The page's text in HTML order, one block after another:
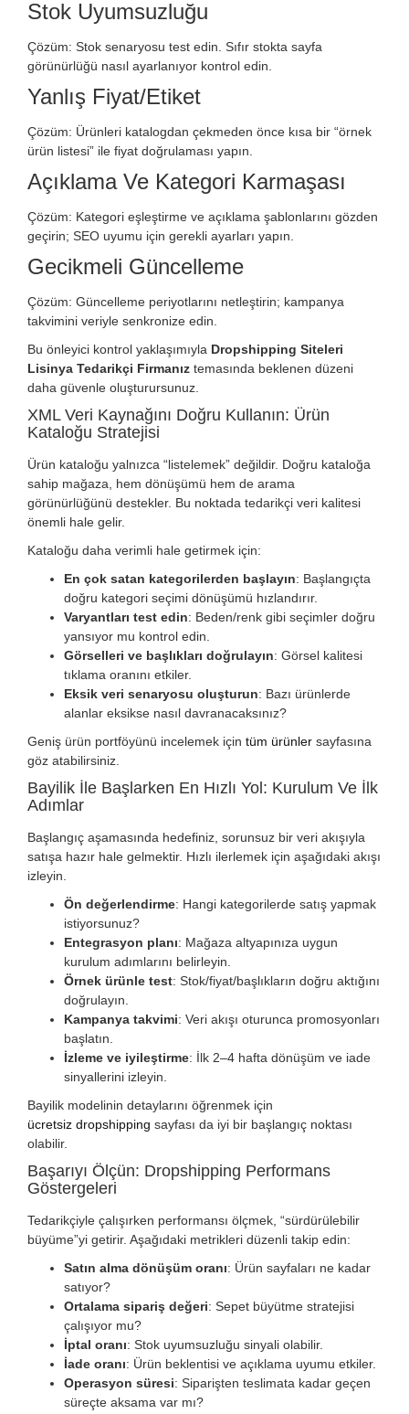
Stok Uyumsuzluğu
Çözüm: Stok senaryosu test edin. Sıfır stokta sayfa
görünürlüğü nasıl ayarlanıyor kontrol edin.
Yanlış Fiyat/etiket
Çözüm: Ürünleri katalogdan çekmeden önce kısa bir “örnek
ürün listesi” ile fiyat doğrulaması yapın.
Açıklama Ve Kategori Karmaşası
Çözüm: Kategori eşleştirme ve açıklama şablonlarını gözden
geçirin; SEO uyumu için gerekli ayarları yapın.
Gecikmeli Güncelleme
Çözüm: Güncelleme periyotlarını netleştirin; kampanya
takvimini veriyle senkronize edin.
Bu önleyici kontrol yaklaşımıyla Dropshipping Siteleri
Lisinya Tedarikçi Firmanız temasında beklenen düzeni
daha güvenle oluşturursunuz.
XML Veri Kaynağını Doğru Kullanın: Ürün
Kataloğu Stratejisi
Ürün kataloğu yalnızca “listelemek” değildir. Doğru kataloğa
sahip mağaza, hem dönüşümü hem de arama
görünürlüğünü destekler. Bu noktada tedarikçi veri kalitesi
önemli hale gelir.
Kataloğu daha verimli hale getirmek için:
En çok satan kategorilerden başlayın: Başlangıçta
doğru kategori seçimi dönüşümü hızlandırır.
Varyantları test edin: Beden/renk gibi seçimler doğru
yansıyor mu kontrol edin.
Görselleri ve başlıkları doğrulayın: Görsel kalitesi
tıklama oranını etkiler.
Eksik veri senaryosu oluşturun: Bazı ürünlerde
alanlar eksikse nasıl davranacaksınız?
Geniş ürün portföyünü incelemek için tüm ürünler sayfasına
göz atabilirsiniz.
Bayilik İle Başlarken En Hızlı Yol: Kurulum Ve İlk
Adımlar
Başlangıç aşamasında hedefiniz, sorunsuz bir veri akışıyla
satışa hazır hale gelmektir. Hızlı ilerlemek için aşağıdaki akışı
izleyin.
Ön değerlendirme: Hangi kategorilerde satış yapmak
istiyorsunuz?
Entegrasyon planı: Mağaza altyapınıza uygun
kurulum adımlarını belirleyin.
Örnek ürünle test: Stok/fiyat/başlıkların doğru aktığını
doğrulayın.
Kampanya takvimi: Veri akışı oturunca promosyonları
başlatın.
İzleme ve iyileştirme: İlk 2–4 hafta dönüşüm ve iade
sinyallerini izleyin.
Bayilik modelinin detaylarını öğrenmek için
ücretsiz dropshipping sayfası da iyi bir başlangıç noktası
olabilir.
Başarıyı Ölçün: Dropshipping Performans
Göstergeleri
Tedarikçiyle çalışırken performansı ölçmek, “sürdürülebilir
büyüme”yi getirir. Aşağıdaki metrikleri düzenli takip edin:
Satın alma dönüşüm oranı: Ürün sayfaları ne kadar
satıyor?
Ortalama sipariş değeri: Sepet büyütme stratejisi
çalışıyor mu?
İptal oranı: Stok uyumsuzluğu sinyali olabilir.
İade oranı: Ürün beklentisi ve açıklama uyumu etkiler.
Operasyon süresi: Siparişten teslimata kadar geçen
süreçte aksama var mı?